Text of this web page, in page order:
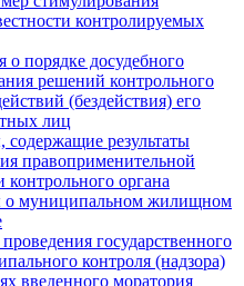
контролируемых
о порядке досудебного
решений контрольного
(бездействия) его
лиц
содержащие результаты
правоприменительной
контрольного органа
о муниципальном жилищном
государственного
контроля (надзора)
введенного моратория